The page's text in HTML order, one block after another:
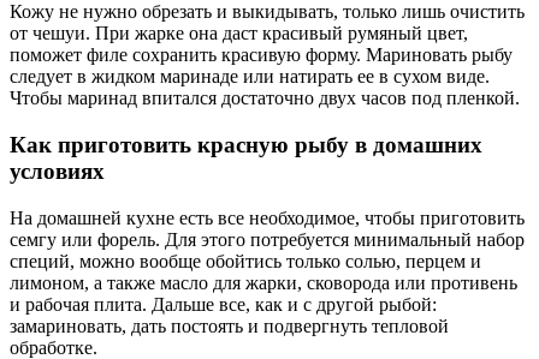
Кожу не нужно обрезать и выкидывать, только лишь очистить
от чешуи. При жарке она даст красивый румяный цвет,
поможет филе сохранить красивую форму. Мариновать рыбу
следует в жидком маринаде или натирать ее в сухом виде.
Чтобы маринад впитался достаточно двух часов под пленкой.
Как приготовить красную рыбу в домашних
условиях
На домашней кухне есть все необходимое, чтобы приготовить
семгу или форель. Для этого потребуется минимальный набор
специй, можно вообще обойтись только солью, перцем и
лимоном, а также масло для жарки, сковорода или противень
и рабочая плита. Дальше все, как и с другой рыбой:
замариновать, дать постоять и подвергнуть тепловой
обработке.